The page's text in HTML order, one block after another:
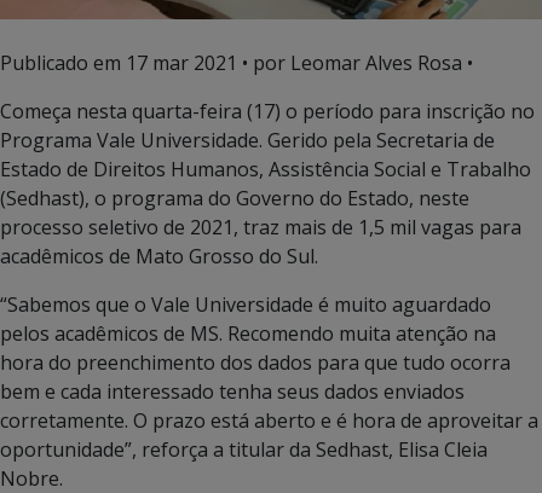
Publicado em 17 mar 2021 • por Leomar Alves Rosa •
Começa nesta quarta-feira (17) o período para inscrição no
Programa Vale Universidade. Gerido pela Secretaria de
Estado de Direitos Humanos, Assistência Social e Trabalho
(Sedhast), o programa do Governo do Estado, neste
processo seletivo de 2021, traz mais de 1,5 mil vagas para
acadêmicos de Mato Grosso do Sul.
“Sabemos que o Vale Universidade é muito aguardado
pelos acadêmicos de MS. Recomendo muita atenção na
hora do preenchimento dos dados para que tudo ocorra
bem e cada interessado tenha seus dados enviados
corretamente. O prazo está aberto e é hora de aproveitar a
oportunidade”, reforça a titular da Sedhast, Elisa Cleia
Nobre.